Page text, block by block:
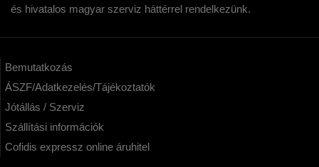
és hivatalos magyar szerviz háttérrel rendelkezünk.
Bemutatkozás
ÁSZF/Adatkezelés/Tájékoztatók
Jótállás / Szerviz
Szállítási információk
Cofidis expressz online áruhitel